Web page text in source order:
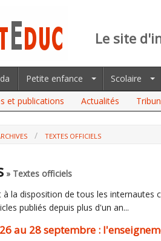
Le site
Petite enfance Scolaire
et publications
Actualités
TEXTES OFFICIELS
» Textes officiels
à la disposition de tous les internautes
publiés depuis plus d'un an...
au 28 septembre :